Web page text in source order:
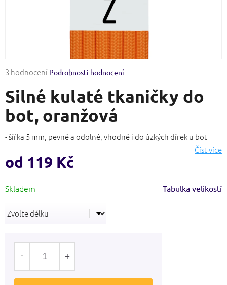
Průměrné
produktu
je
4,3
z
hvězdiček.
3 hodnocení Podrobnosti hodnocení
Silné kulaté tkaničky do
bot, oranžová
- šířka 5 mm, pevné a odolné, vhodné i do úzkých dírek u bot
Číst více
od 119 Kč
cena:
Tabulka velikostí